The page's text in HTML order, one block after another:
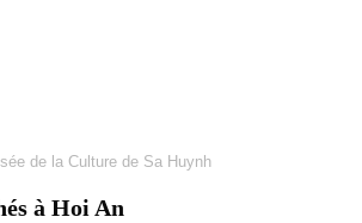
de la Culture de Sa Huynh
à Hoi An